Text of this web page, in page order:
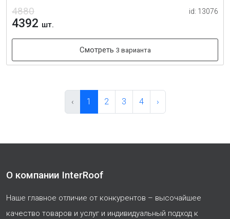
4880
4392 шт.
id: 13076
Смотреть 3 варианта
‹ 1 2 3 4 ›
О компании InterRoof
Наше главное отличие от конкурентов – высочайшее
качество товаров и услуг и индивидуальный подход к